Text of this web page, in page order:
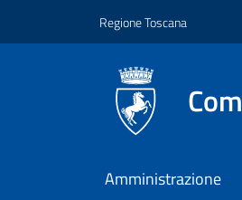
Regione Toscana
Amministrazione